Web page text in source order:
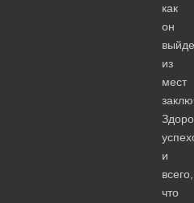
как
он
из
мест
и
всего,
что